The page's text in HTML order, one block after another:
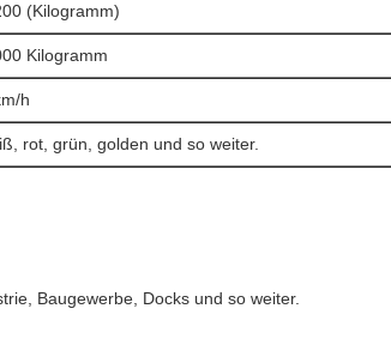
(Kilogramm)
Kilogramm
h
rot, grün, golden und so weiter.
Baugewerbe, Docks und so weiter.